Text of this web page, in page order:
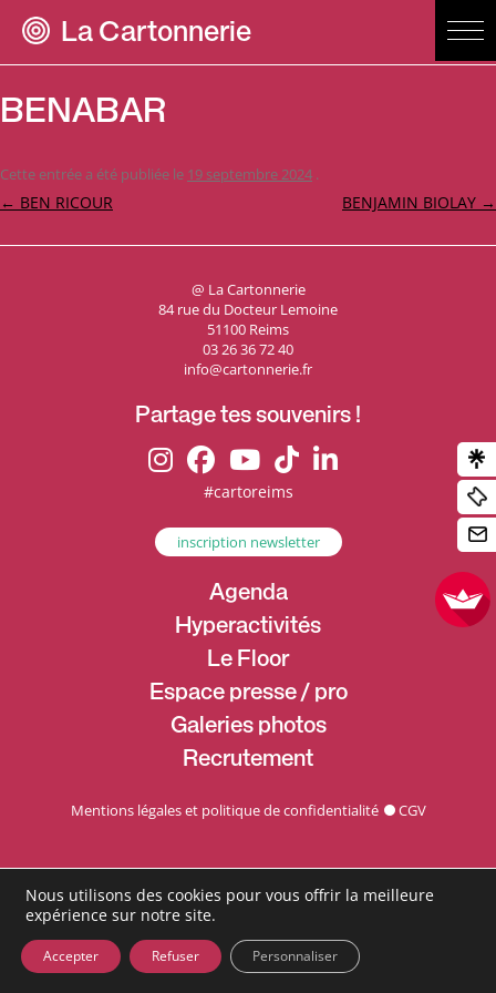
La Cartonnerie
BENABAR
Cette entrée a été publiée le 19 septembre 2024 .
Navigation
← BEN RICOUR BENJAMIN BIOLAY →
@ La Cartonnerie
84 rue du Docteur Lemoine
51100 Reims
03 26 36 72 40
info@cartonnerie.fr
Partage tes souvenirs !
#cartoreims
inscription newsletter
Agenda
Hyperactivités
Le Floor
Espace presse / pro
Galeries photos
Recrutement
Mentions légales et politique de confidentialité CGV
Nous utilisons des cookies pour vous offrir la meilleure
expérience sur notre site.
Accepter Refuser Personnaliser